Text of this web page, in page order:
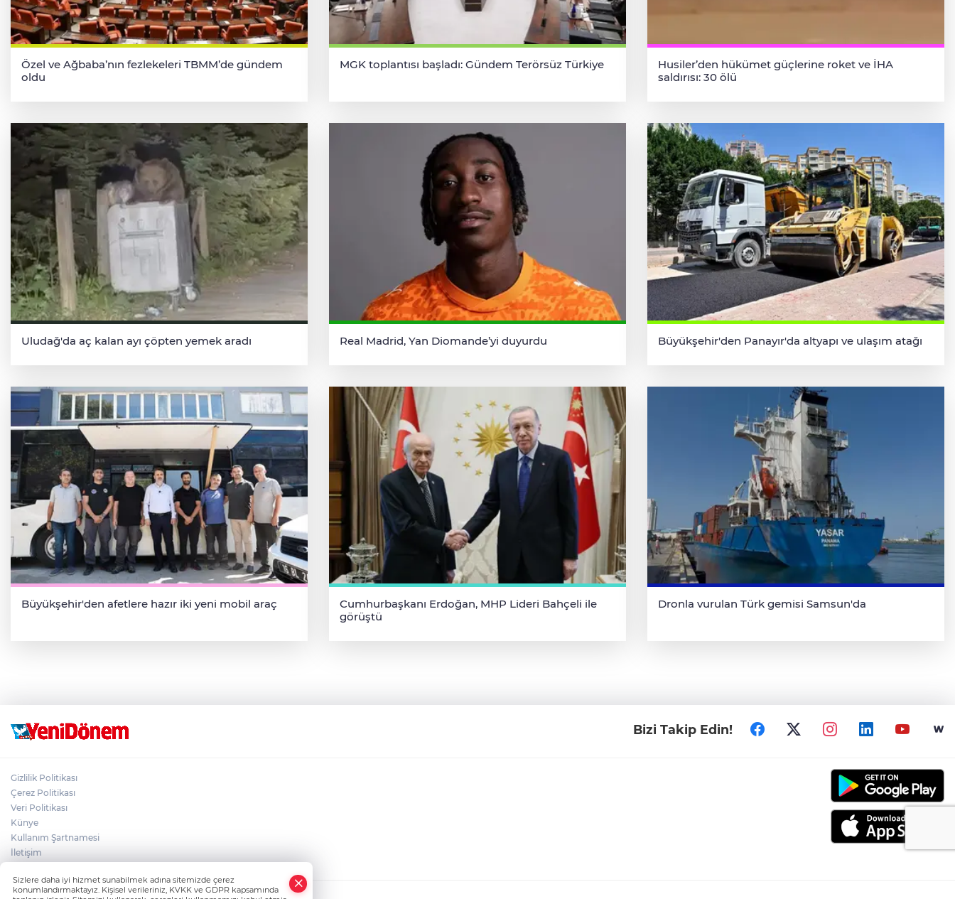
Özel ve Ağbaba’nın fezlekeleri TBMM’de gündem
oldu
MGK toplantısı başladı: Gündem Terörsüz Türkiye
Husiler’den hükümet güçlerine roket ve İHA
saldırısı: 30 ölü
Uludağ'da aç kalan ayı çöpten yemek aradı Real Madrid, Yan Diomande’yi duyurdu Büyükşehir'den Panayır'da altyapı ve ulaşım atağı
Büyükşehir'den afetlere hazır iki yeni mobil araç
Cumhurbaşkanı Erdoğan, MHP Lideri Bahçeli ile
görüştü
Dronla vurulan Türk gemisi Samsun'da
Bizi Takip Edin!
Gizlilik Politikası
Çerez Politikası
Veri Politikası
Künye
Kullanım Şartnamesi
İletişim
Sizlere daha iyi hizmet sunabilmek adına sitemizde çerez
konumlandırmaktayız. Kişisel verileriniz, KVKK ve GDPR kapsamında